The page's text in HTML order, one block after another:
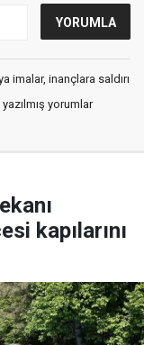
imalar, inançlara saldırı
yorumlar
kapılarını